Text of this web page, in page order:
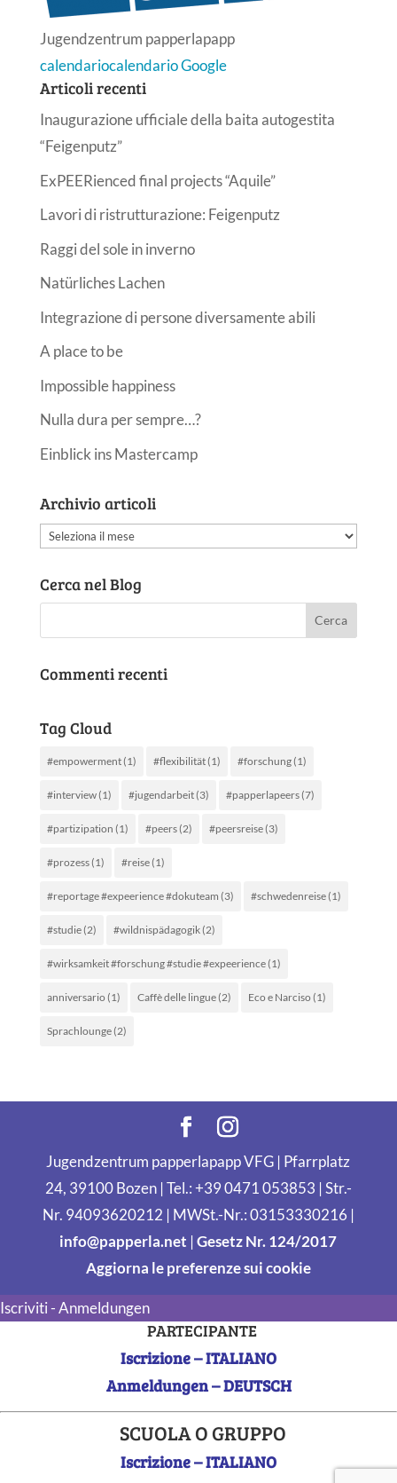
Jugendzentrum papperlapapp
calendariocalendario Google
Articoli recenti
Inaugurazione ufficiale della baita autogestita
“Feigenputz”
ExPEERienced final projects “Aquile”
Lavori di ristrutturazione: Feigenputz
Raggi del sole in inverno
Natürliches Lachen
Integrazione di persone diversamente abili
A place to be
Impossible happiness
Nulla dura per sempre…?
Einblick ins Mastercamp
Archivio articoli
Archivio
Cerca nel Blog
Commenti recenti
Tag Cloud
#empowerment(1) #flexibilität(1) #forschung(1)
#interview(1) #jugendarbeit(3) #papperlapeers(7)
#partizipation (1) #peers(2) #peersreise(3)
#prozess(1) #reise(1)
#reportage #expeerience #dokuteam (3) #schwedenreise(1)
#studie(2) #wildnispädagogik(2)
#wirksamkeit #forschung #studie #expeerience(1)
anniversario (1) Caffè delle lingue(2) Eco e Narciso (1)
Sprachlounge(2)
Jugendzentrum papperlapapp VFG | Pfarrplatz
24, 39100 Bozen | Tel.: +39 0471 053853 | Str.-
Nr. 94093620212 | MWSt.-Nr.: 03153330216 |
info@papperla.net |Gesetz Nr. 124/2017
Aggiorna le preferenze sui cookie
Iscriviti - Anmeldungen
PARTECIPANTE
Iscrizione – ITALIANO
Anmeldungen – DEUTSCH
SCUOLA O GRUPPO
Iscrizione – ITALIANO